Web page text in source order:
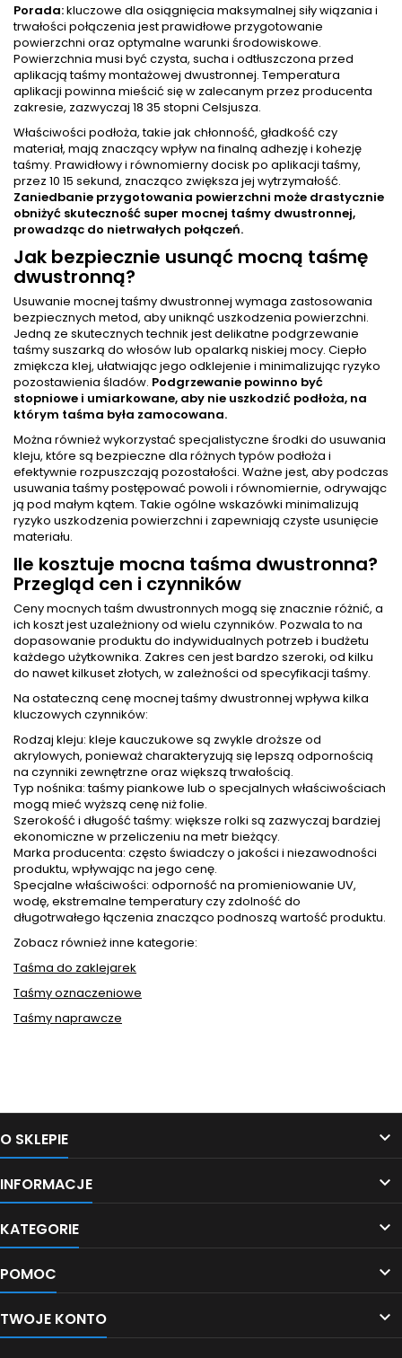
Porada:kluczowe dla osiągnięcia maksymalnej siły wiązania i
trwałości połączenia jest prawidłowe przygotowanie
powierzchni oraz optymalne warunki środowiskowe.
Powierzchnia musi być czysta, sucha i odtłuszczona przed
aplikacją taśmy montażowej dwustronnej. Temperatura
aplikacji powinna mieścić się w zalecanym przez producenta
zakresie, zazwyczaj 18 35 stopni Celsjusza.
Właściwości podłoża, takie jak chłonność, gładkość czy
materiał, mają znaczący wpływ na finalną adhezję i kohezję
taśmy. Prawidłowy i równomierny docisk po aplikacji taśmy,
przez 10 15 sekund, znacząco zwiększa jej wytrzymałość.
Zaniedbanie przygotowania powierzchni może drastycznie
obniżyć skuteczność super mocnej taśmy dwustronnej,
prowadząc do nietrwałych połączeń.
Jak bezpiecznie usunąć mocną taśmę
dwustronną?
Usuwanie mocnej taśmy dwustronnej wymaga zastosowania
bezpiecznych metod, aby uniknąć uszkodzenia powierzchni.
Jedną ze skutecznych technik jest delikatne podgrzewanie
taśmy suszarką do włosów lub opalarką niskiej mocy. Ciepło
zmiękcza klej, ułatwiając jego odklejenie i minimalizując ryzyko
pozostawienia śladów. Podgrzewanie powinno być
stopniowe i umiarkowane, aby nie uszkodzić podłoża, na
którym taśma była zamocowana.
Można również wykorzystać specjalistyczne środki do usuwania
kleju, które są bezpieczne dla różnych typów podłoża i
efektywnie rozpuszczają pozostałości. Ważne jest, aby podczas
usuwania taśmy postępować powoli i równomiernie, odrywając
ją pod małym kątem. Takie ogólne wskazówki minimalizują
ryzyko uszkodzenia powierzchni i zapewniają czyste usunięcie
materiału.
Ile kosztuje mocna taśma dwustronna?
Przegląd cen i czynników
Ceny mocnych taśm dwustronnych mogą się znacznie różnić, a
ich koszt jest uzależniony od wielu czynników. Pozwala to na
dopasowanie produktu do indywidualnych potrzeb i budżetu
każdego użytkownika. Zakres cen jest bardzo szeroki, od kilku
do nawet kilkuset złotych, w zależności od specyfikacji taśmy.
Na ostateczną cenę mocnej taśmy dwustronnej wpływa kilka
kluczowych czynników:
Rodzaj kleju: kleje kauczukowe są zwykle droższe od
akrylowych, ponieważ charakteryzują się lepszą odpornością
na czynniki zewnętrzne oraz większą trwałością.
Typ nośnika: taśmy piankowe lub o specjalnych właściwościach
mogą mieć wyższą cenę niż folie.
Szerokość i długość taśmy: większe rolki są zazwyczaj bardziej
ekonomiczne w przeliczeniu na metr bieżący.
Marka producenta: często świadczy o jakości i niezawodności
produktu, wpływając na jego cenę.
Specjalne właściwości: odporność na promieniowanie UV,
wodę, ekstremalne temperatury czy zdolność do
długotrwałego łączenia znacząco podnoszą wartość produktu.
Zobacz również inne kategorie:
Taśma do zaklejarek
Taśmy oznaczeniowe
Taśmy naprawcze
O SKLEPIE 
INFORMACJE 
KATEGORIE 
POMOC 
TWOJE KONTO 